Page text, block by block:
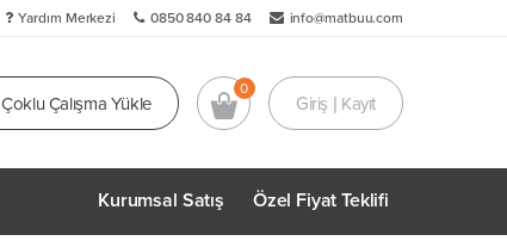
info@matbuu.com
0850 840 84 84
Yardım Merkezi
Çoklu Çalışma Yükle Giriş | Kayıt
Kurumsal Satış Özel Fiyat Teklifi